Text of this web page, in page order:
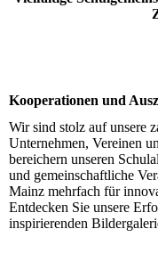
Kooperationen und
Wir sind stolz auf unsere
Unternehmen, Vereinen
bereichern unseren
und gemeinschaftliche
Mainz mehrfach für
Entdecken Sie unsere
inspirierenden